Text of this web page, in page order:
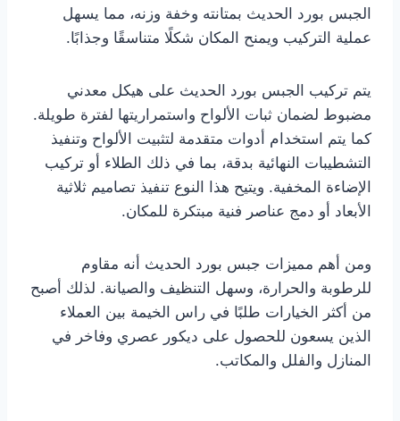
الجبس بورد الحديث بمتانته وخفة وزنه، مما يسهل
عملية التركيب ويمنح المكان شكلًا متناسقًا وجذابًا.
يتم تركيب الجبس بورد الحديث على هيكل معدني
مضبوط لضمان ثبات الألواح واستمراريتها لفترة طويلة.
كما يتم استخدام أدوات متقدمة لتثبيت الألواح وتنفيذ
التشطيبات النهائية بدقة، بما في ذلك الطلاء أو تركيب
الإضاءة المخفية. ويتيح هذا النوع تنفيذ تصاميم ثلاثية
الأبعاد أو دمج عناصر فنية مبتكرة للمكان.
ومن أهم مميزات جبس بورد الحديث أنه مقاوم
للرطوبة والحرارة، وسهل التنظيف والصيانة. لذلك أصبح
من أكثر الخيارات طلبًا في راس الخيمة بين العملاء
الذين يسعون للحصول على ديكور عصري وفاخر في
المنازل والفلل والمكاتب.